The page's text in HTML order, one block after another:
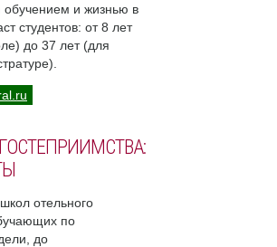
и жизнью в
студентов: от 8 лет
до 37 лет (для
отельного
по
до